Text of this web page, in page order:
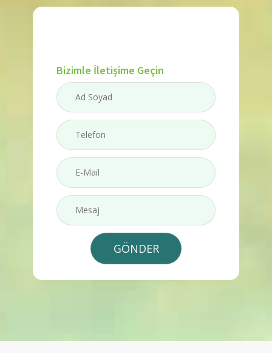
Bizimle İletişime Geçin